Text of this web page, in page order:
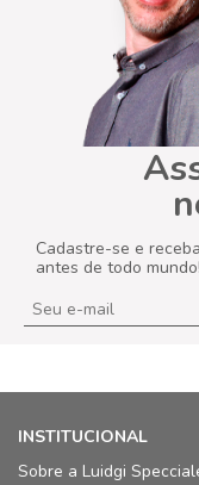
Cadastre-se e
antes de todo mundo!
INSTITUCIONAL
Sobre a Luidgi